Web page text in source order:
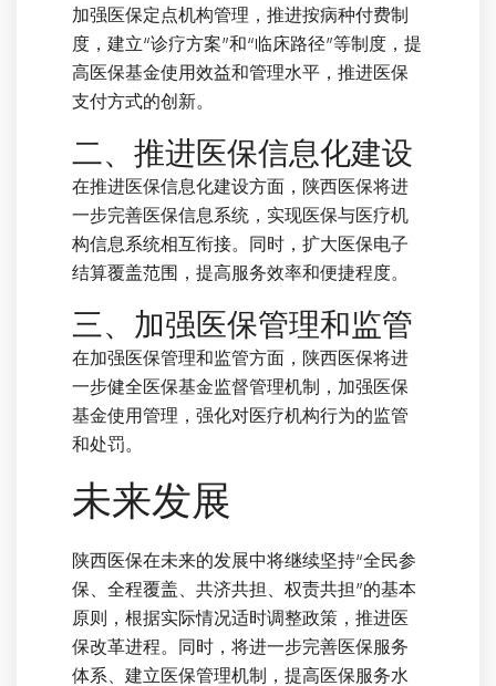
加强医保定点机构管理，推进按病种付费制
度，建立“诊疗方案”和“临床路径”等制度，提
高医保基金使用效益和管理水平，推进医保
支付方式的创新。
二、推进医保信息化建设
在推进医保信息化建设方面，陕西医保将进
一步完善医保信息系统，实现医保与医疗机
构信息系统相互衔接。同时，扩大医保电子
结算覆盖范围，提高服务效率和便捷程度。
三、加强医保管理和监管
在加强医保管理和监管方面，陕西医保将进
一步健全医保基金监督管理机制，加强医保
基金使用管理，强化对医疗机构行为的监管
和处罚。
未来发展
陕西医保在未来的发展中将继续坚持“全民参
保、全程覆盖、共济共担、权责共担”的基本
原则，根据实际情况适时调整政策，推进医
保改革进程。同时，将进一步完善医保服务
体系、建立医保管理机制，提高医保服务水